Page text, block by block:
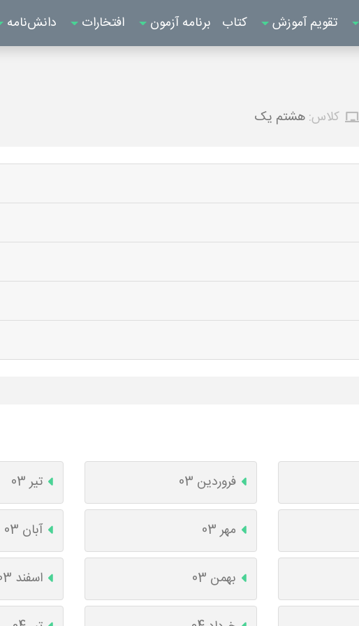
تقویم آموزش کتاب برنامه آزمون افتخارات دانش‌نامه
کلاس: هشتم یک
فروردین 03 تیر 03
مهر 03 آبان 03
بهمن 03 اسفند 03